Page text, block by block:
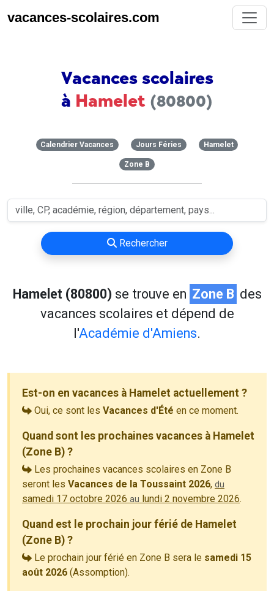
vacances-scolaires.com
Vacances scolaires
à Hamelet (80800)
Calendrier Vacances Jours Féries Hamelet
Zone B
Rechercher
Hamelet (80800) se trouve en Zone B des
vacances scolaires et dépend de
l'Académie d'Amiens.
Est-on en vacances à Hamelet actuellement ?
Oui, ce sont les Vacances d'Été en ce moment.
Quand sont les prochaines vacances à Hamelet
(Zone B) ?
Les prochaines vacances scolaires en Zone B
seront les Vacances de la Toussaint 2026, du
samedi 17 octobre 2026 au lundi 2 novembre 2026.
Quand est le prochain jour férié de Hamelet
(Zone B) ?
Le prochain jour férié en Zone B sera le samedi 15
août 2026 (Assomption).